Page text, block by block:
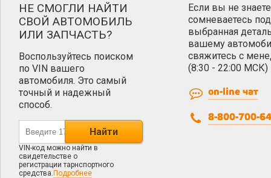
НЕ СМОГЛИ НАЙТИ
СВОЙ АВТОМОБИЛЬ
ИЛИ ЗАПЧАСТЬ?
Воспользуйтесь поиском
по VIN вашего
автомобиля. Это самый
точный и надежный
способ.
Найти
VIN-код можно найти в
свидетельстве о
регистрации тарнспортного
средства. Подробнее
Если вы не
сомневаетесь
выбранная
вашему
свяжитесь с
(8:30 - 22:00 МСК)
on-line чат
8-800-700-